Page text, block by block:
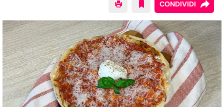
CONDIVIDI